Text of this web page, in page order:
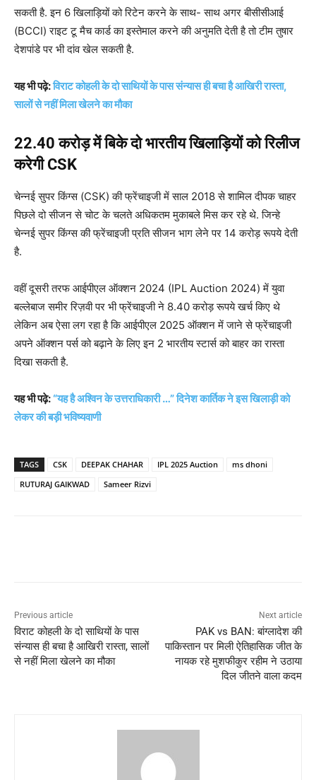
सकती है. इन 6 खिलाड़ियों को रिटेन करने के साथ- साथ अगर बीसीसीआई
(BCCI) राइट टू मैच कार्ड का इस्तेमाल करने की अनुमति देती है तो टीम तुषार
देशपांडे पर भी दांव खेल सकती है.
यह भी पढ़े:विराट कोहली के दो साथियों के पास संन्यास ही बचा है आखिरी रास्ता,
सालों से नहीं मिला खेलने का मौका
22.40 करोड़ में बिके दो भारतीय खिलाड़ियों को रिलीज
करेगी CSK
चेन्नई सुपर किंग्स (CSK) की फ्रेंचाइजी में साल 2018 से शामिल दीपक चाहर
पिछले दो सीजन से चोट के चलते अधिकतम मुकाबले मिस कर रहे थे. जिन्हे
चेन्नई सुपर किंग्स की फ्रेंचाइजी प्रति सीजन भाग लेने पर 14 करोड़ रूपये देती
है.
वहीं दूसरी तरफ आईपीएल ऑक्शन 2024 (IPL Auction 2024) में युवा
बल्लेबाज समीर रिज़वी पर भी फ्रेंचाइजी ने 8.40 करोड़ रूपये खर्च किए थे
लेकिन अब ऐसा लग रहा है कि आईपीएल 2025 ऑक्शन में जाने से फ्रेंचाइजी
अपने ऑक्शन पर्स को बढ़ाने के लिए इन 2 भारतीय स्टार्स को बाहर का रास्ता
दिखा सकती है.
यह भी पढ़े:“यह है अश्विन के उत्तराधिकारी …” दिनेश कार्तिक ने इस खिलाड़ी को
लेकर की बड़ी भविष्यवाणी
TAGS CSK DEEPAK CHAHAR IPL 2025 Auction
ms dhoni
RUTURAJ GAIKWAD
Sameer Rizvi
Previous article
विराट कोहली के दो साथियों के पास
संन्यास ही बचा है आखिरी रास्ता, सालों
से नहीं मिला खेलने का मौका
Next article
PAK vs BAN: बांग्लादेश की
पाकिस्तान पर मिली ऐतिहासिक जीत के
नायक रहे मुशफीकुर रहीम ने उठाया
दिल जीतने वाला कदम